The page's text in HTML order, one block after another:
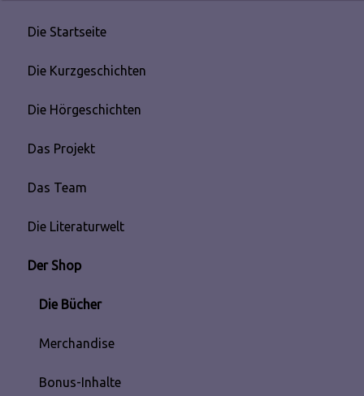
Die Startseite
Die Kurzgeschichten
Die Hörgeschichten
Das Projekt
Das Team
Die Literaturwelt
Der Shop
Die Bücher
Merchandise
Bonus-Inhalte